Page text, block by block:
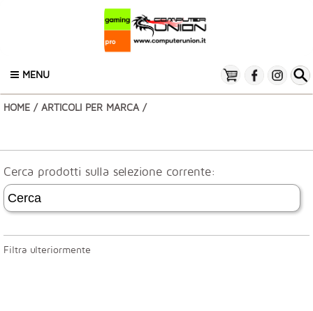
MENU
HOME / ARTICOLI PER MARCA /
Cerca prodotti sulla selezione corrente:
Filtra ulteriormente